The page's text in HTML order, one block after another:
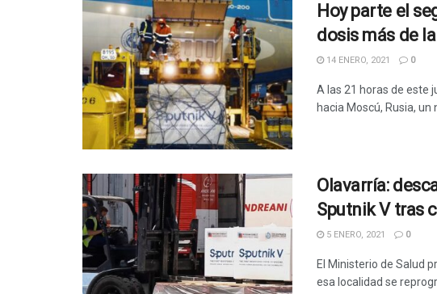
Hoy parte el
dosis más de
14 ENERO, 2021 0
A las 21 horas de este
hacia Moscú, Rusia, un
Olavarría:
Sputnik V tras
5 ENERO, 2021 0
El Ministerio de Salud
esa localidad se